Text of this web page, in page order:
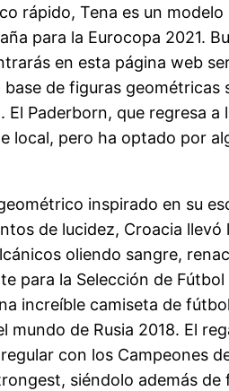
rápido, Tena es un
para la Eurocopa 2021.
en esta página web
de figuras geométricas
Paderborn, que regresa a
local, pero ha optado por
inspirado en su
de lucidez, Croacia llevó
oliendo sangre,
para la Selección de Fútbol
increíble camiseta de
mundo de Rusia 2018. El
con los Campeones
siéndolo además de